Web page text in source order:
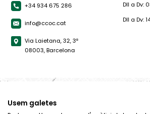
+34 934 675 286
info@ccoc.cat
Via Laietana, 32, 3ª
08003, Barcelona
Dll a Dv:
Dll a Dv:
Usem galetes